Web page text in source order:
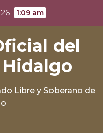
1:09 am
del
Libre y Soberano de